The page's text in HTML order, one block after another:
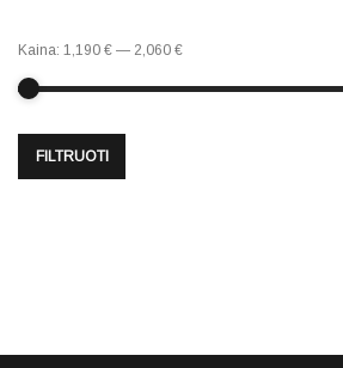
FILTRUOTI
Kaina: 1,190 € — 2,060 €